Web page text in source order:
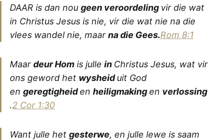
DAAR is dan nou geen veroordeling vir die wat
in Christus Jesus is nie, vir die wat nie na die
vlees wandel nie, maar na die Gees.Rom 8:1
Maar deur Hom is julle in Christus Jesus, wat vir
ons geword het wysheiduit God
en geregtigheiden heiligmakingen verlossing
.2 Cor 1:30
Want julle het gesterwe, en julle lewe is saam